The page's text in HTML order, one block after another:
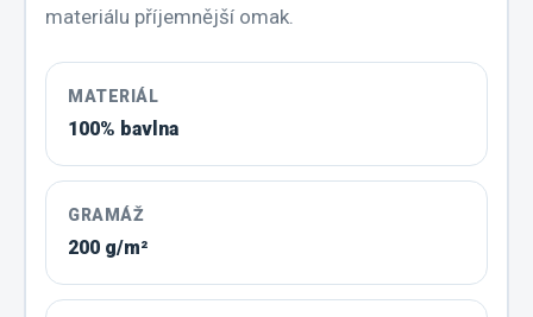
materiálu příjemnější omak.
MATERIÁL
100% bavlna
GRAMÁŽ
200 g/m²